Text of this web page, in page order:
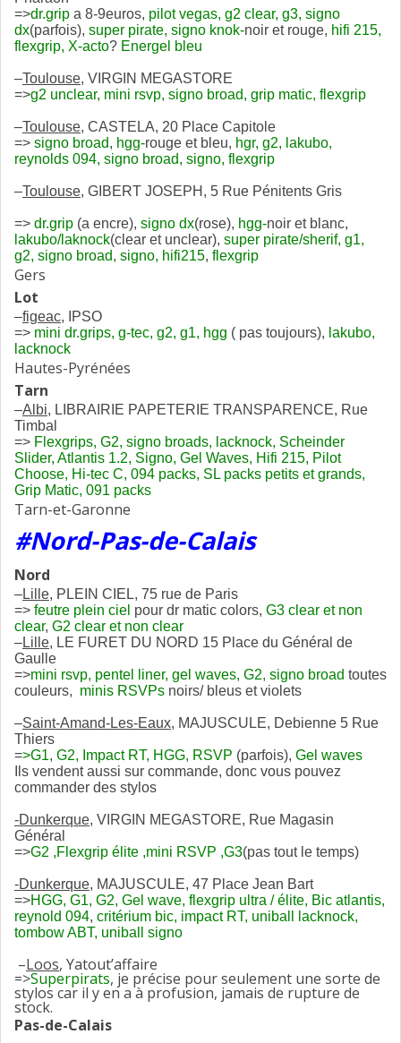
=>dr.grip a 8-9euros, pilot vegas, g2 clear, g3, signo
dx(parfois), super pirate, signo knok-noir et rouge, hifi 215,
flexgrip, X-acto? Energel bleu
–Toulouse, VIRGIN MEGASTORE
=>g2 unclear, mini rsvp, signo broad, grip matic, flexgrip
–Toulouse, CASTELA, 20 Place Capitole
=> signo broad, hgg-rouge et bleu, hgr, g2, lakubo,
reynolds 094, signo broad, signo, flexgrip
–Toulouse, GIBERT JOSEPH, 5 Rue Pénitents Gris
=> dr.grip (a encre), signo dx(rose), hgg-noir et blanc,
lakubo/laknock(clear et unclear), super pirate/sherif, g1,
g2, signo broad, signo, hifi215, flexgrip
Gers
Lot
–figeac, IPSO
=> mini dr.grips, g-tec, g2, g1, hgg ( pas toujours), lakubo,
lacknock
Hautes-Pyrénées
Tarn
–Albi, LIBRAIRIE PAPETERIE TRANSPARENCE, Rue
Timbal
=> Flexgrips, G2, signo broads, lacknock, Scheinder
Slider, Atlantis 1.2, Signo, Gel Waves, Hifi 215, Pilot
Choose, Hi-tec C, 094 packs, SL packs petits et grands,
Grip Matic, 091 packs
Tarn-et-Garonne
#Nord-Pas-de-Calais
Nord
–Lille, PLEIN CIEL, 75 rue de Paris
=> feutre plein ciel pour dr matic colors, G3 clear et non
clear, G2 clear et non clear
–Lille, LE FURET DU NORD 15 Place du Général de
Gaulle
=>mini rsvp, pentel liner, gel waves, G2, signo broad toutes
couleurs, minis RSVPs noirs/ bleus et violets
–Saint-Amand-Les-Eaux, MAJUSCULE, Debienne 5 Rue
Thiers
=>G1, G2, Impact RT, HGG, RSVP (parfois), Gel waves
Ils vendent aussi sur commande, donc vous pouvez
commander des stylos
-Dunkerque, VIRGIN MEGASTORE, Rue Magasin
Général
=>G2 ,Flexgrip élite ,mini RSVP ,G3(pas tout le temps)
-Dunkerque, MAJUSCULE, 47 Place Jean Bart
=>HGG, G1, G2, Gel wave, flexgrip ultra / élite, Bic atlantis,
reynold 094, critérium bic, impact RT, uniball lacknock,
tombow ABT, uniball signo
–Loos, Yatout’affaire
=>Superpirats, je précise pour seulement une sorte de
stylos car il y en a à profusion, jamais de rupture de
stock.
Pas-de-Calais